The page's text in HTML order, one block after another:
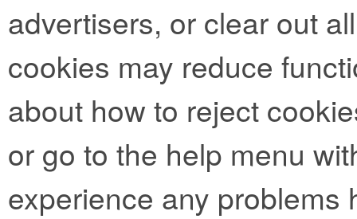
advertisers, or clear out
cookies may reduce
about how to reject
or go to the help menu
experience any problems